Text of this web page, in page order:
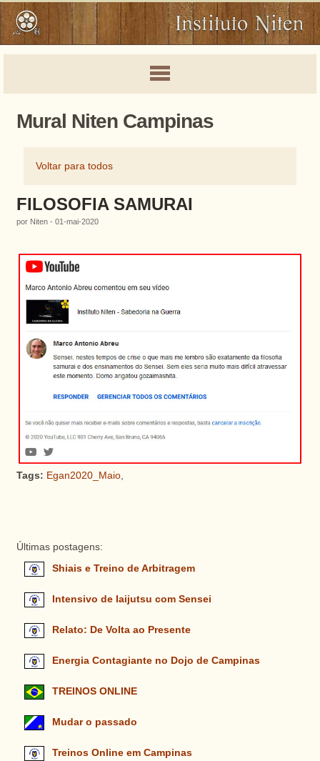
Mural Niten Campinas
Voltar para todos
FILOSOFIA SAMURAI
por Niten - 01-mai-2020
Tags: Egan2020_Maio,
Últimas postagens:
Shiais e Treino de Arbitragem
Intensivo de Iaijutsu com Sensei
Relato: De Volta ao Presente
Energia Contagiante no Dojo de Campinas
TREINOS ONLINE
Mudar o passado
Treinos Online em Campinas